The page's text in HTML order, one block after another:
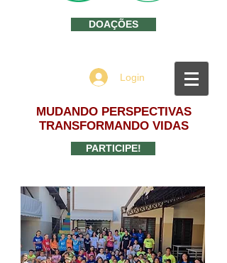
DOAÇÕES
Login
MUDANDO PERSPECTIVAS
TRANSFORMANDO VIDAS
PARTICIPE!